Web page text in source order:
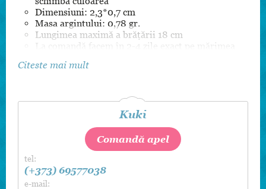
Dimensiuni: 2,3*0,7 cm
Masa argintului: 0,78 gr.
Lungimea maximă a brățării 18 cm
La comandă facem în 2-4 zile exact pe mărimea
parte)
Citeste mai mult
Kuki
Comandă apel
tel:
(+373) 69577038
e-mail: